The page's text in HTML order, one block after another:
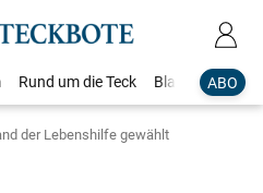
ABO
Rund um die Teck Blaulicht
der Lebenshilfe gewählt